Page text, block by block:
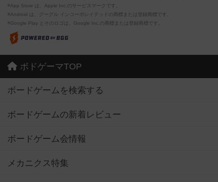
※App Store は、Apple Inc.のサービスマークです。
※Android は、グーグル インコーポレイテッドの商標または登録商標です。
※Google Play とそのロゴは、Google Inc.の商標または登録商標です。
ボドゲーマTOP
ボードゲームを検索する
ボードゲームの新着レビュー
ボードゲーム会情報
メカニクス特集